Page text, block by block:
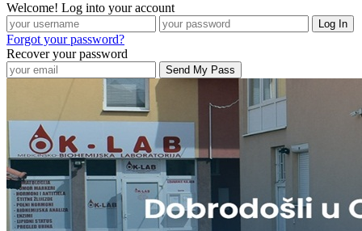
Welcome! Log into your account
Forgot your password?
Recover your password